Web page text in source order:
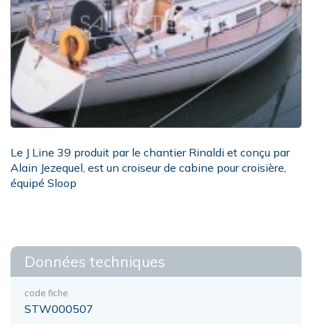
Le J Line 39 produit par le chantier Rinaldi et conçu par
Alain Jezequel, est un croiseur de cabine pour croisière,
équipé Sloop
Données techniques
code fiche
STW000507